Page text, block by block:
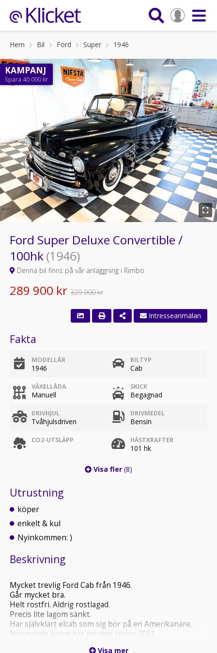
Hem Bil Ford Super 1946
KAMPANJ
Spara 40 000 kr
Ford Super Deluxe Convertible /
100hk(1946)
Denna bil finns på vår anläggning i Rimbo
289 900 kr 329 900 kr
Fakta
MODELLÅR
1946
BILTYP
Cab
VÄXELLÅDA
Manuell
SKICK
Begagnad
DRIVHJUL
Tvåhjulsdriven
DRIVMEDEL
Bensin
CO2-UTSLÄPP HÄSTKRAFTER
101 hk
Visa fler (8)
Utrustning
köper
enkelt & kul
Nyinkommen: )
Beskrivning
Mycket trevlig Ford Cab från 1946.
Går mycket bra.
Helt rostfri. Aldrig rostlagad.
Precis lite lagom sänkt.
Har självklart elcab som sig bör på en Amerikanare.
Nuvarande ägare har ägt den sedan 2011.
Visa mer